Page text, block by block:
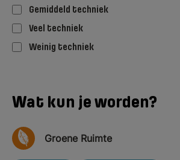
Gemiddeld techniek
Veel techniek
Weinig techniek
Wat kun je worden?
Groene Ruimte